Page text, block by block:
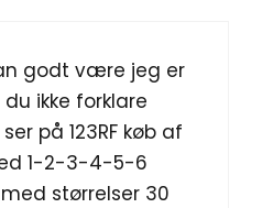
godt være jeg er
ikke forklare
på 123RF køb af
1-2-3-4-5-6
størrelser 30